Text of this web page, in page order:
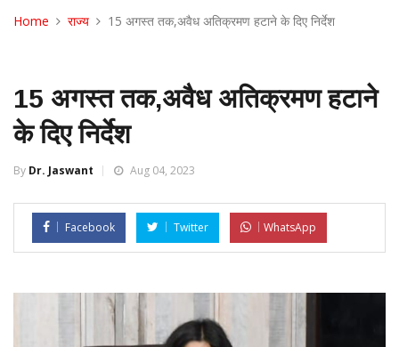
Home राज्य 15 अगस्त तक,अवैध अतिक्रमण हटाने के दिए निर्देश
15 अगस्त तक,अवैध अतिक्रमण हटाने
के दिए निर्देश
By Dr. Jaswant Aug 04, 2023
Facebook Twitter WhatsApp